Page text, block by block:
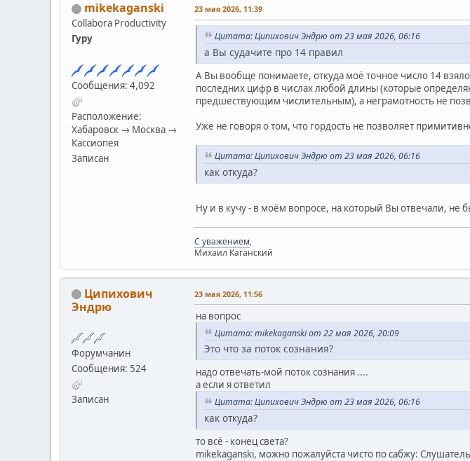
mikekaganski
Collabora Productivity
Гуру
Сообщения: 4,092
Расположение:
Хабаровск → Москва →
Кассиопея
Записан
23 мая 2026, 11:39
Цитата: Ципихович Эндрю от 23 мая 2026, 06:16
а Вы судачите про 14 правил
А Вы вообще понимаете, откуда моё точное число 14
последних цифр в числах любой длины (которые
предшествующим числительным), а неграмотность не
Уже не говоря о том, что гордость не позволяет
Цитата: Ципихович Эндрю от 23 мая 2026, 06:16
как откуда?
Ну и в кучу - в моём вопросе, на который Вы отвечали, не
С уважением,
Михаил Каганский
Ципихович
Эндрю
Форумчанин
Сообщения: 524
Записан
23 мая 2026, 11:56
на вопрос
Цитата: mikekaganski от 22 мая 2026, 20:09
Это что за поток сознания?
надо отвечать-мой поток сознания ....
а если я ответил
Цитата: Ципихович Эндрю от 23 мая 2026, 06:16
как откуда?
то всё - конец света?
mikekaganski, можно пожалуйста чисто по сабжу: